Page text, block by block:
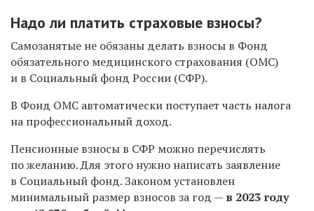
Надо ли платить страховые взносы?
Самозанятые не обязаны делать взносы в Фонд
обязательного медицинского страхования (ОМС)
и в Социальный фонд России (СФР).
В Фонд ОМС автоматически поступает часть налога
на профессиональный доход.
Пенсионные взносы в СФР можно перечислять
по желанию. Для этого нужно написать заявление
в Социальный фонд. Законом установлен
минимальный размер взносов за год — в 2023 году